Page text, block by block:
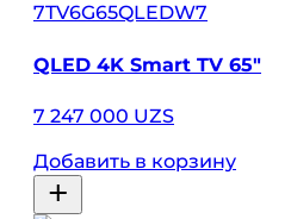
7TV6G65QLEDW7
QLED 4K Smart TV 65″
7 247 000 UZS
Добавить в корзину